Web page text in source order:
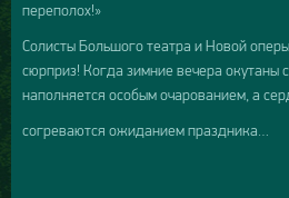
переполох!»
Солисты Большого театра и Новой
сюрприз! Когда зимние вечера окутаны
наполняется особым очарованием, а
согреваются ожиданием праздника…